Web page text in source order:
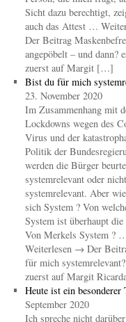
Sicht dazu berechtigt,
auch das Attest …
Der Beitrag
angepöbelt – und dann?
zuerst auf Margit […]
Bist du für mich
23. November 2020
Im Zusammenhang mit
Lockdowns wegen des
Virus und der
Politik der
werden die Bürger
systemrelevant oder
systemrelevant. Aber
sich System ? Von
System ist überhaupt die
Von Merkels System ?
Weiterlesen → Der
für mich
zuerst auf Margit
Heute ist ein besonderer
September 2020
Ich spreche nicht